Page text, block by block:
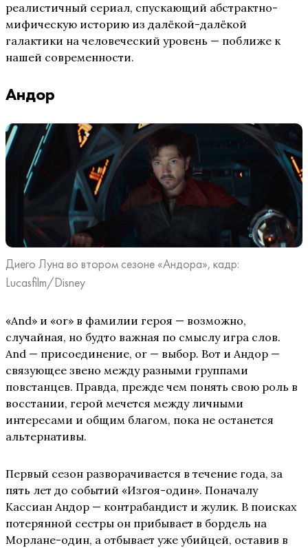
реалистичный сериал, спускающий абстрактно-
мифическую историю из далёкой-далёкой
галактики на человеческий уровень — поближе к
нашей современности.
Андор
Диего Луна во втором сезоне «Андора», кадр:
Lucasfilm/Disney
«And» и «or» в фамилии героя — возможно,
случайная, но будто важная по смыслу игра слов.
And — присоединение, or — выбор. Вот и Андор —
связующее звено между разными группами
повстанцев. Правда, прежде чем понять свою роль в
восстании, герой мечется между личными
интересами и общим благом, пока не останется
альтернативы.
Первый сезон разворачивается в течение года, за
пять лет до событий «Изгоя-один». Поначалу
Кассиан Андор — контрабандист и жулик. В поисках
потерянной сестры он прибывает в бордель на
Морлане-один, а отбывает уже убийцей, оставив в